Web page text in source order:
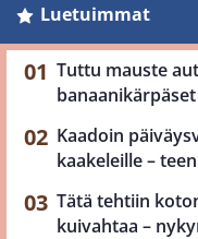
Luetuimmat
Tuttu mauste
Kaadoin
kaakeleille –
Tätä tehtiin
kuivahtaa –